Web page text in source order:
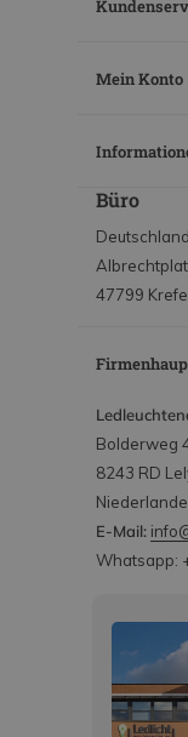
Mein Konto
Büro
Deutschland
47799
Bolderweg
8243 RD
Niederlande
E-Mail:
Whatsapp: